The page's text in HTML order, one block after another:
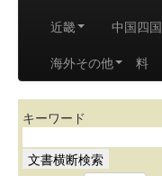
近畿
中国四国
海外その他
料
キーワード